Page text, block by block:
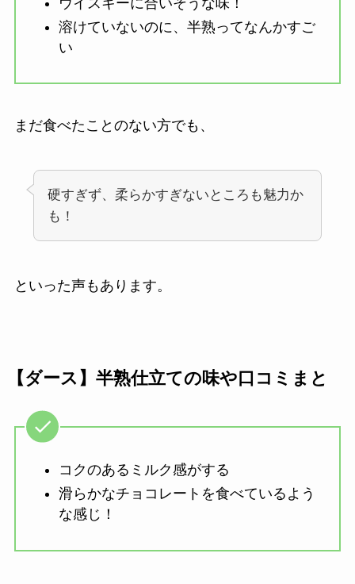
溶けていないのに、半熟ってなんかすご
い
まだ食べたことのない方でも、
硬すぎず、柔らかすぎないところも魅力か
も！
といった声もあります。
【ダース】半熟仕立ての味や口コミまと
コクのあるミルク感がする
滑らかなチョコレートを食べているよう
な感じ！